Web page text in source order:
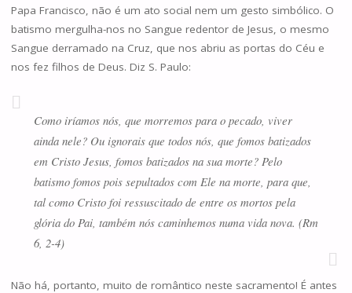
Papa Francisco, não é um ato social nem um gesto simbólico. O
batismo mergulha-nos no Sangue redentor de Jesus, o mesmo
Sangue derramado na Cruz, que nos abriu as portas do Céu e
nos fez filhos de Deus. Diz S. Paulo:
Como iríamos nós, que morremos para o pecado, viver
ainda nele? Ou ignorais que todos nós, que fomos batizados
em Cristo Jesus, fomos batizados na sua morte? Pelo
batismo fomos pois sepultados com Ele na morte, para que,
tal como Cristo foi ressuscitado de entre os mortos pela
glória do Pai, também nós caminhemos numa vida nova. (Rm
6, 2-4)
Não há, portanto, muito de romântico neste sacramento! É antes